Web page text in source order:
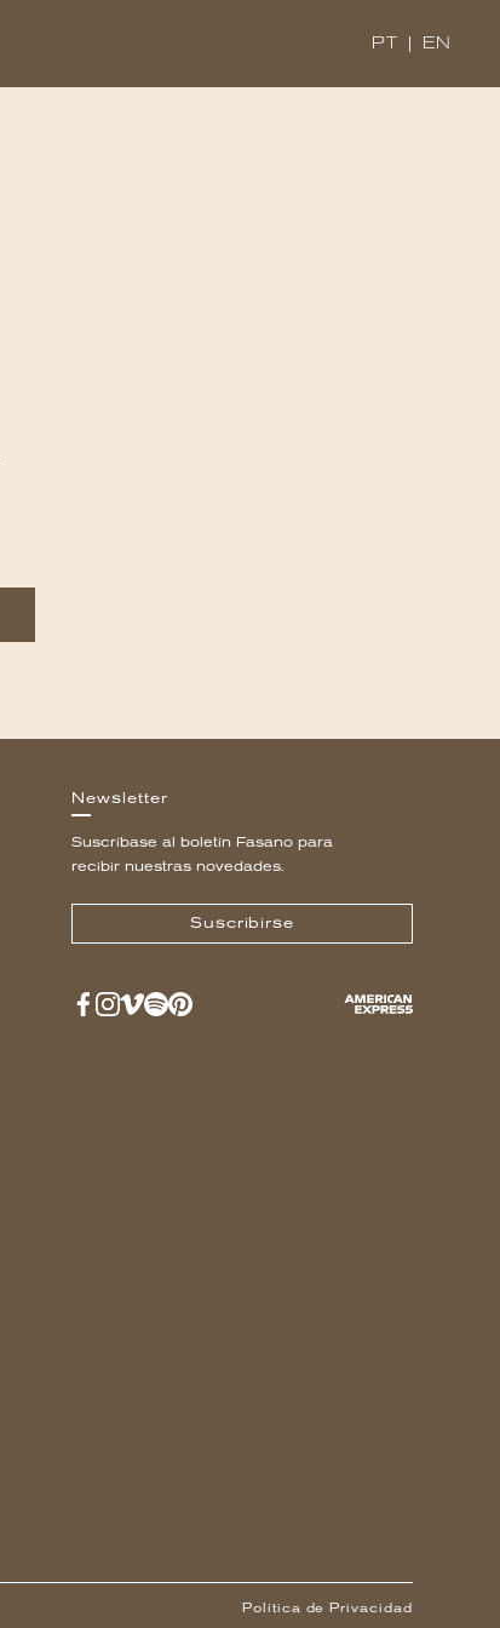
PT | EN
Newsletter
Suscríbase al boletín Fasano para
recibir nuestras novedades.
Suscribirse
Política de Privacidad